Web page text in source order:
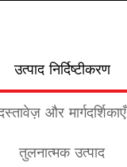
उत्पाद निर्दिष्टीकरण
और मार्गदर्शिकाएँ
तुलनात्मक उत्पाद